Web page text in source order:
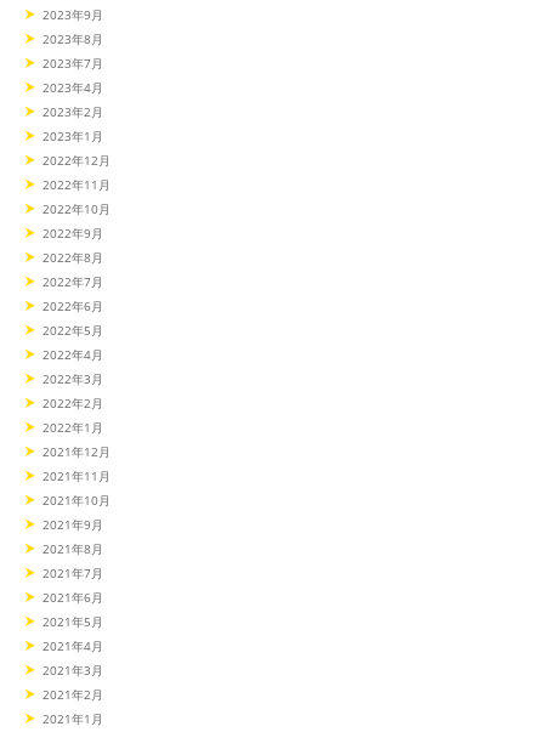
2023年9月
2023年8月
2023年7月
2023年4月
2023年2月
2023年1月
2022年12月
2022年11月
2022年10月
2022年9月
2022年8月
2022年7月
2022年6月
2022年5月
2022年4月
2022年3月
2022年2月
2022年1月
2021年12月
2021年11月
2021年10月
2021年9月
2021年8月
2021年7月
2021年6月
2021年5月
2021年4月
2021年3月
2021年2月
2021年1月